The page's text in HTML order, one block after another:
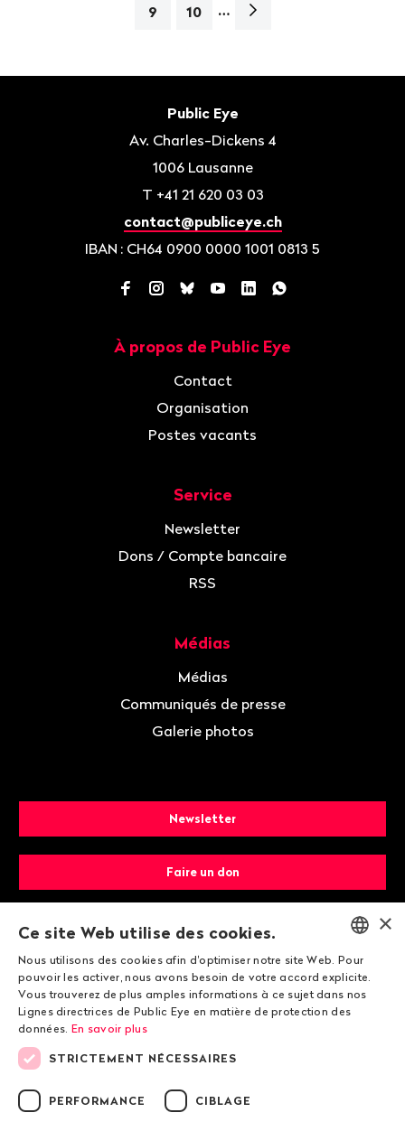
9 10 …
Page
Public Eye
Av. Charles-Dickens 4
1006 Lausanne
T +41 21 620 03 03
contact@publiceye.ch
IBAN : CH64 0900 0000 1001 0813 5
Facebook
Instagram
BlueskyYouTube
LinkedInWhatsApp
À propos de Public Eye
Contact
Organisation
Postes vacants
Service
Newsletter
Dons / Compte bancaire
RSS
Médias
Médias
Communiqués de presse
Galerie photos
Newsletter
Faire un don
Devenir membre
© 2026 Public Eye
ENGLISH
DEUTSCH
×
Ce site Web utilise des cookies.
Nous utilisons des cookies afin d'optimiser notre site Web. Pour
pouvoir les activer, nous avons besoin de votre accord explicite.
Vous trouverez de plus amples informations à ce sujet dans nos
Lignes directrices de Public Eye en matière de protection des
données. En savoir plus
STRICTEMENT NÉCESSAIRES
PERFORMANCE CIBLAGE